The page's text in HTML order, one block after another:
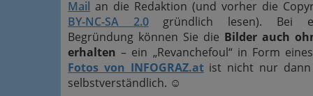
Mail an die Redaktion (und vorher die
BY-NC-SA 2.0gründlich lesen). Bei
Begründung können Sie die Bilder auch
erhalten – ein „Revanchefoul“ in Form
Fotos von INFOGRAZ.atist nicht nur dann
selbstverständlich. ☺